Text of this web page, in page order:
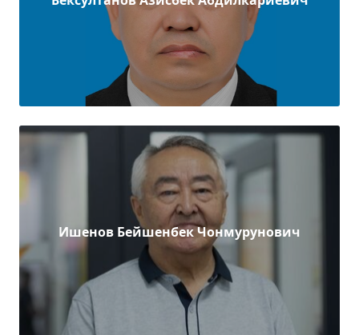
Ишенов Бейшенбек Чонмурунович